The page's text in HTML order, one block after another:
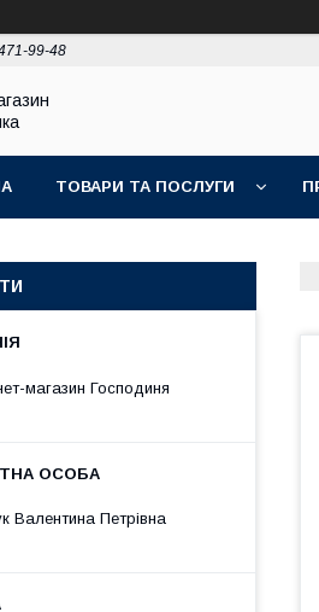
99-48
ТОВАРИ ТА ПОСЛУГИ
магазин Господиня
Валентина Петрівна